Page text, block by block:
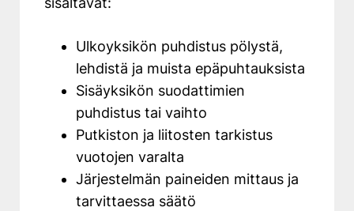
Ulkoyksikön puhdistus pölystä,
lehdistä ja muista epäpuhtauksista
Sisäyksikön suodattimien
puhdistus tai vaihto
Putkiston ja liitosten tarkistus
vuotojen varalta
Järjestelmän paineiden mittaus ja
tarvittaessa säätö